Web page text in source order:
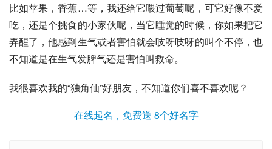
比如苹果，香蕉…等，我还给它喂过葡萄呢，可它好像不爱
吃，还是个挑食的小家伙呢，当它睡觉的时候，你如果把它
弄醒了，他感到生气或者害怕就会吱呀吱呀的叫个不停，也
不知道是在生气发脾气还是害怕叫救命。
我很喜欢我的“独角仙”好朋友，不知道你们喜不喜欢呢？
在线起名，免费送 8个好名字